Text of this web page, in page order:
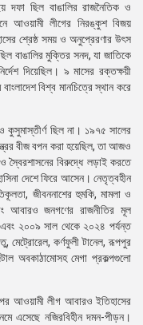
দফা ছিল বাঙালির রাজনৈতিক ও
আওয়ামী লীগের নিরঙ্কুশ বিজয়
শ্রেষ্ঠ সময় ও অনুপ্রেরণার উৎস
বাঙালির মুক্তির সনদ, যা জাতিকে
দিয়েছিল। ৯ মাসের রক্তক্ষয়ী
বিশ্ব মানচিত্রে স্থান করে
কুসুমাস্তীর্ণ ছিল না। ১৯৭৫ সালের
বীজ বপন করা হয়েছিল, তা আজও
স্বৈরশাসনের বিরুদ্ধে লড়াই করতে
দেশে ফিরে আসেন। নেতৃত্বহীন
জীবননাশের হুমকি, মামলা ও
আবারও জনগণের রাজনীতির মূল
২০০৯ সাল থেকে ২০২৪ পর্যন্ত
মেট্রোরেল, কর্ণফুলী টানেল, রূপপুর
অবকাঠামোসহ মেগা প্রকল্পগুলো
আওয়ামী লীগ আবারও ইতিহাসের
এসেছে নজিরবিহীন দমন-পীড়ন।